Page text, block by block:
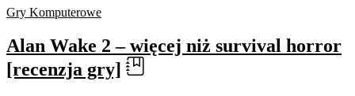
Gry Komputerowe
Alan Wake 2 – więcej niż survival horror
[recenzja gry]